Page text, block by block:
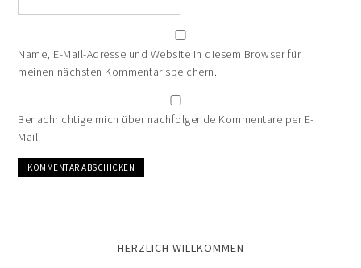
Name, E-Mail-Adresse und Website in diesem Browser für
meinen nächsten Kommentar speichern.
Benachrichtige mich über nachfolgende Kommentare per E-
Mail.
HERZLICH WILLKOMMEN